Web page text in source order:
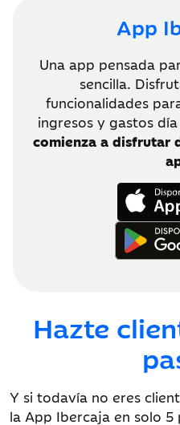
App
Una app pensada
sencilla.
funcionalidades
ingresos y gastos
comienza a disfrutar
Hazte
Y si todavía no eres
la App Ibercaja en solo 5